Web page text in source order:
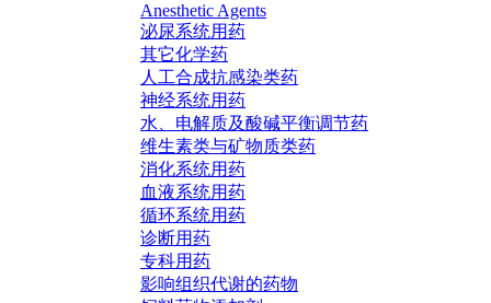
Anesthetic Agents
泌尿系统用药
其它化学药
人工合成抗感染类药
神经系统用药
水、电解质及酸碱平衡调节药
维生素类与矿物质类药
消化系统用药
血液系统用药
循环系统用药
诊断用药
专科用药
影响组织代谢的药物